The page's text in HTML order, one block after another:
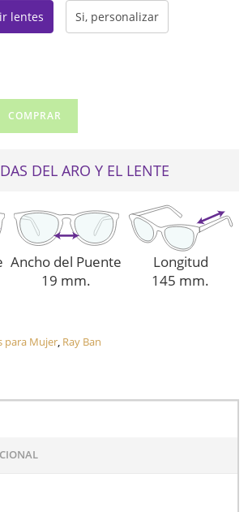
lentes Si, personalizar
COMPRAR
DEL ARO Y EL LENTE
Ancho del Puente
19 mm.
Longitud
145 mm.
para Mujer, Ray Ban